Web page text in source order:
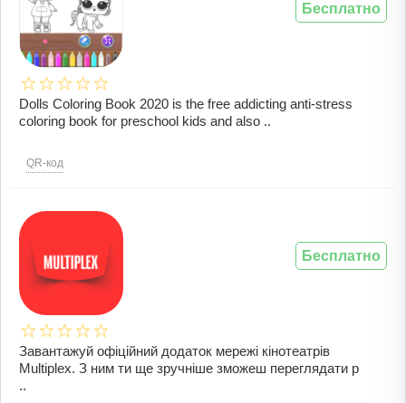
Dolls Coloring Book 2020 is the free addicting anti-stress
coloring book for preschool kids and also ..
QR-код
Бесплатно
Завантажуй офіційний додаток мережі кінотеатрів
Multiplex. З ним ти ще зручніше зможеш переглядати р
..
Бесплатно